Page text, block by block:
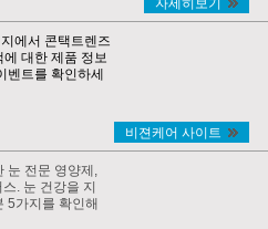
에서 콘택트렌즈
대한 제품 정보
벤트를 확인하세
비젼케어 사이트
눈 전문 영양제,
. 눈 건강을 지
5가지를 확인해